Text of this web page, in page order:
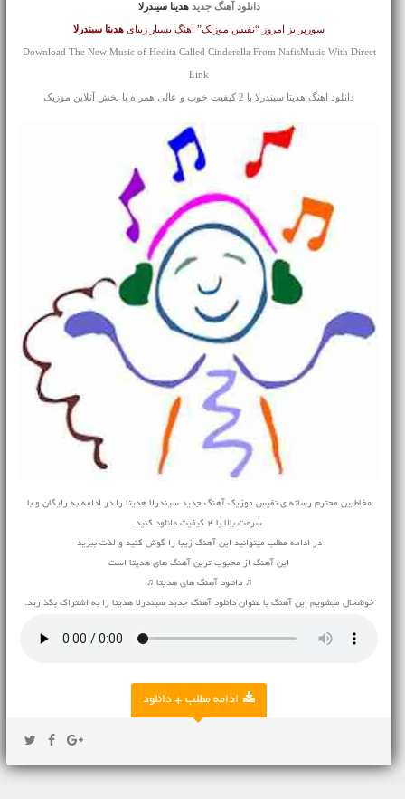
دانلود آهنگ جدید هدیتا سیندرلا
سورپرایز امروز “نفیس موزیک” آهنگ بسیار زیبای هدیتا سیندرلا
Download The New Music of Hedita Called Cinderella From NafisMusic With Direct
Link
دانلود اهنگ هدیتا سیندرلا با 2 کیفیت خوب و عالی همراه با پخش آنلاین موزیک
مخاطبین محترم رسانه ی نفیس موزیک آهنگ جدید سیندرلا هدیتا را در ادامه به رایگان و با
سرعت بالا با 2 کیفیت دانلود کنید
در ادامه مطلب میتوانید این آهنگ زیبا را گوش کنید و لذت ببرید
این آهنگ از محبوب ترین آهنگ های هدیتا است
♫ دانلود آهنگ های هدیتا ♫
خوشحال میشویم این آهنگ با عنوان دانلود آهنگ جدید سیندرلا هدیتا را به اشتراک بگذارید.
ادامه مطلب + دانلود